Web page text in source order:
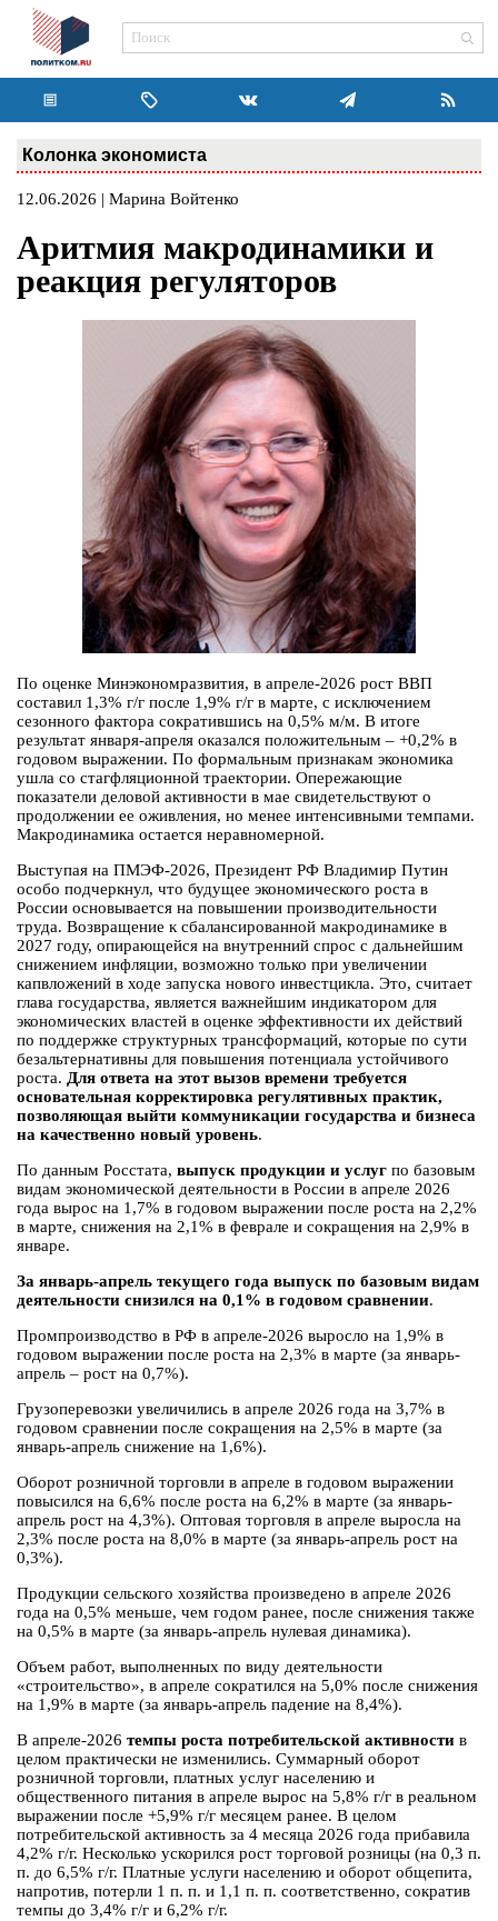
Колонка экономиста
12.06.2026 | Марина Войтенко
Аритмия макродинамики и
реакция регуляторов
По оценке Минэкономразвития, в апреле-2026 рост ВВП
составил 1,3% г/г после 1,9% г/г в марте, с исключением
сезонного фактора сократившись на 0,5% м/м. В итоге
результат января-апреля оказался положительным – +0,2% в
годовом выражении. По формальным признакам экономика
ушла со стагфляционной траектории. Опережающие
показатели деловой активности в мае свидетельствуют о
продолжении ее оживления, но менее интенсивными темпами.
Макродинамика остается неравномерной.
Выступая на ПМЭФ-2026, Президент РФ Владимир Путин
особо подчеркнул, что будущее экономического роста в
России основывается на повышении производительности
труда. Возвращение к сбалансированной макродинамике в
2027 году, опирающейся на внутренний спрос с дальнейшим
снижением инфляции, возможно только при увеличении
капвложений в ходе запуска нового инвестцикла. Это, считает
глава государства, является важнейшим индикатором для
экономических властей в оценке эффективности их действий
по поддержке структурных трансформаций, которые по сути
безальтернативны для повышения потенциала устойчивого
роста. Для ответа на этот вызов времени требуется
основательная корректировка регулятивных практик,
позволяющая выйти коммуникации государства и бизнеса
на качественно новый уровень.
По данным Росстата, выпуск продукции и услуг по базовым
видам экономической деятельности в России в апреле 2026
года вырос на 1,7% в годовом выражении после роста на 2,2%
в марте, снижения на 2,1% в феврале и сокращения на 2,9% в
январе.
За январь-апрель текущего года выпуск по базовым видам
деятельности снизился на 0,1% в годовом сравнении.
Промпроизводство в РФ в апреле-2026 выросло на 1,9% в
годовом выражении после роста на 2,3% в марте (за январь-
апрель – рост на 0,7%).
Грузоперевозки увеличились в апреле 2026 года на 3,7% в
годовом сравнении после сокращения на 2,5% в марте (за
январь-апрель снижение на 1,6%).
Оборот розничной торговли в апреле в годовом выражении
повысился на 6,6% после роста на 6,2% в марте (за январь-
апрель рост на 4,3%). Оптовая торговля в апреле выросла на
2,3% после роста на 8,0% в марте (за январь-апрель рост на
0,3%).
Продукции сельского хозяйства произведено в апреле 2026
года на 0,5% меньше, чем годом ранее, после снижения также
на 0,5% в марте (за январь-апрель нулевая динамика).
Объем работ, выполненных по виду деятельности
«строительство», в апреле сократился на 5,0% после снижения
на 1,9% в марте (за январь-апрель падение на 8,4%).
В апреле-2026 темпы роста потребительской активности в
целом практически не изменились. Суммарный оборот
розничной торговли, платных услуг населению и
общественного питания в апреле вырос на 5,8% г/г в реальном
выражении после +5,9% г/г месяцем ранее. В целом
потребительской активность за 4 месяца 2026 года прибавила
4,2% г/г. Несколько ускорился рост торговой розницы (на 0,3 п.
п. до 6,5% г/г. Платные услуги населению и оборот общепита,
напротив, потерли 1 п. п. и 1,1 п. п. соответственно, сократив
темпы до 3,4% г/г и 6,2% г/г.